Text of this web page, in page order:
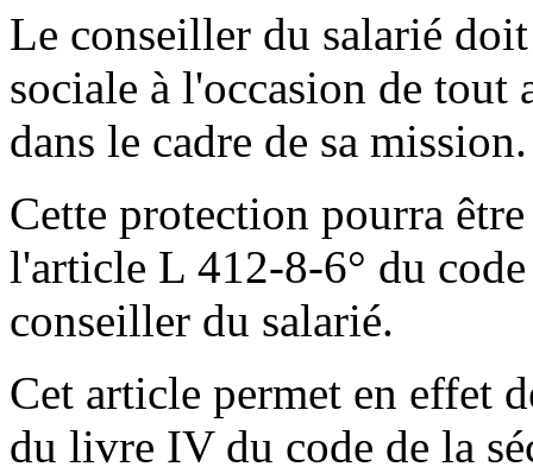
Le conseiller du salarié
sociale à l'occasion de
dans le cadre de sa mission.
Cette protection pourra
l'article L 412-8-6° du
conseiller du salarié.
Cet article permet en effet
du livre IV du code de la